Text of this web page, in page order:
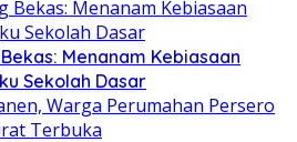
Menanam Kebiasaan
Sekolah Dasar